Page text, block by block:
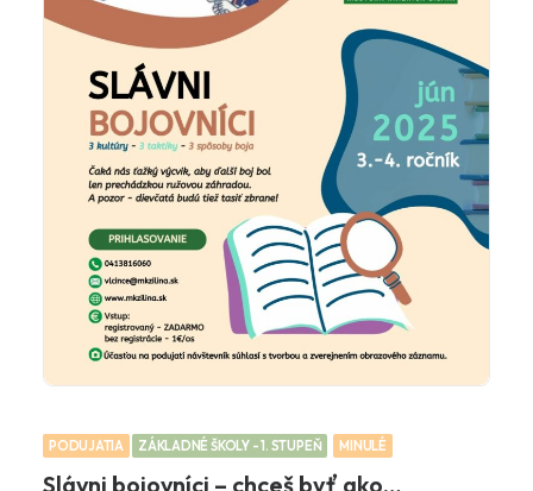
PODUJATIA ZÁKLADNÉ ŠKOLY - 1. STUPEŇ MINULÉ
Slávni bojovníci – chceš byť ako…